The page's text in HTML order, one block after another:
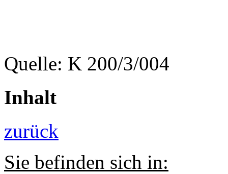
Quelle: K 200/3/004
Inhalt
zurück
Sie befinden sich in: